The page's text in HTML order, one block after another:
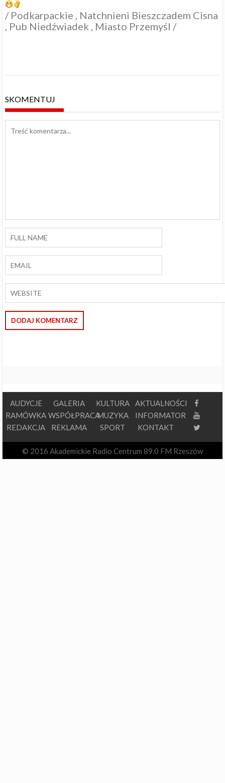
/ Podkarpackie , Natchnieni Bieszczadem Cisna
, Pub Niedźwiadek, Miasto Przemyśl /
SKOMENTUJ
AUDYCJE
RAMÓWKA
REDAKCJA
GALERIA
WSPÓŁPRACA
REKLAMA
KULTURA
MUZYKA
SPORT
AKTUALNOŚCI
INFORMATOR
KONTAKT
© 2016 Akademickie Radio Centrum 89.0 FM Rzeszów